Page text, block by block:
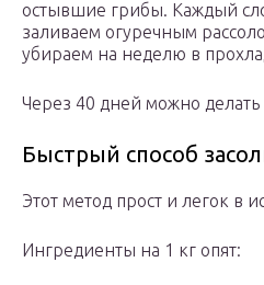
остывшие грибы. Каждый
заливаем огуречным
убираем на неделю в
Через 40 дней можно
Быстрый способ
Этот метод прост и легок в
Ингредиенты на 1 кг опят: